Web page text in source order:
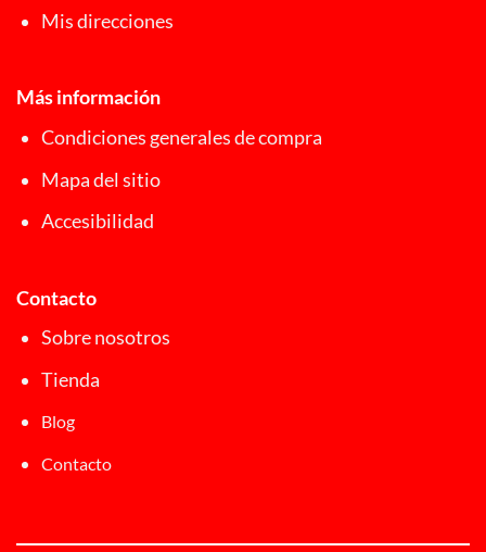
Mis direcciones
Más información
Condiciones generales de compra
Mapa del sitio
Accesibilidad
Contacto
Sobre nosotros
Tienda
Blog
Contacto